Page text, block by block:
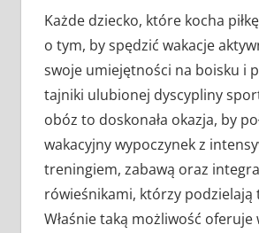
Każde dziecko, które kocha
o tym, by spędzić wakacje
swoje umiejętności na boisku i
tajniki ulubionej dyscypliny
obóz to doskonała okazja, by
wakacyjny wypoczynek z
treningiem, zabawą oraz
rówieśnikami, którzy podzielają
Właśnie taką możliwość oferuje